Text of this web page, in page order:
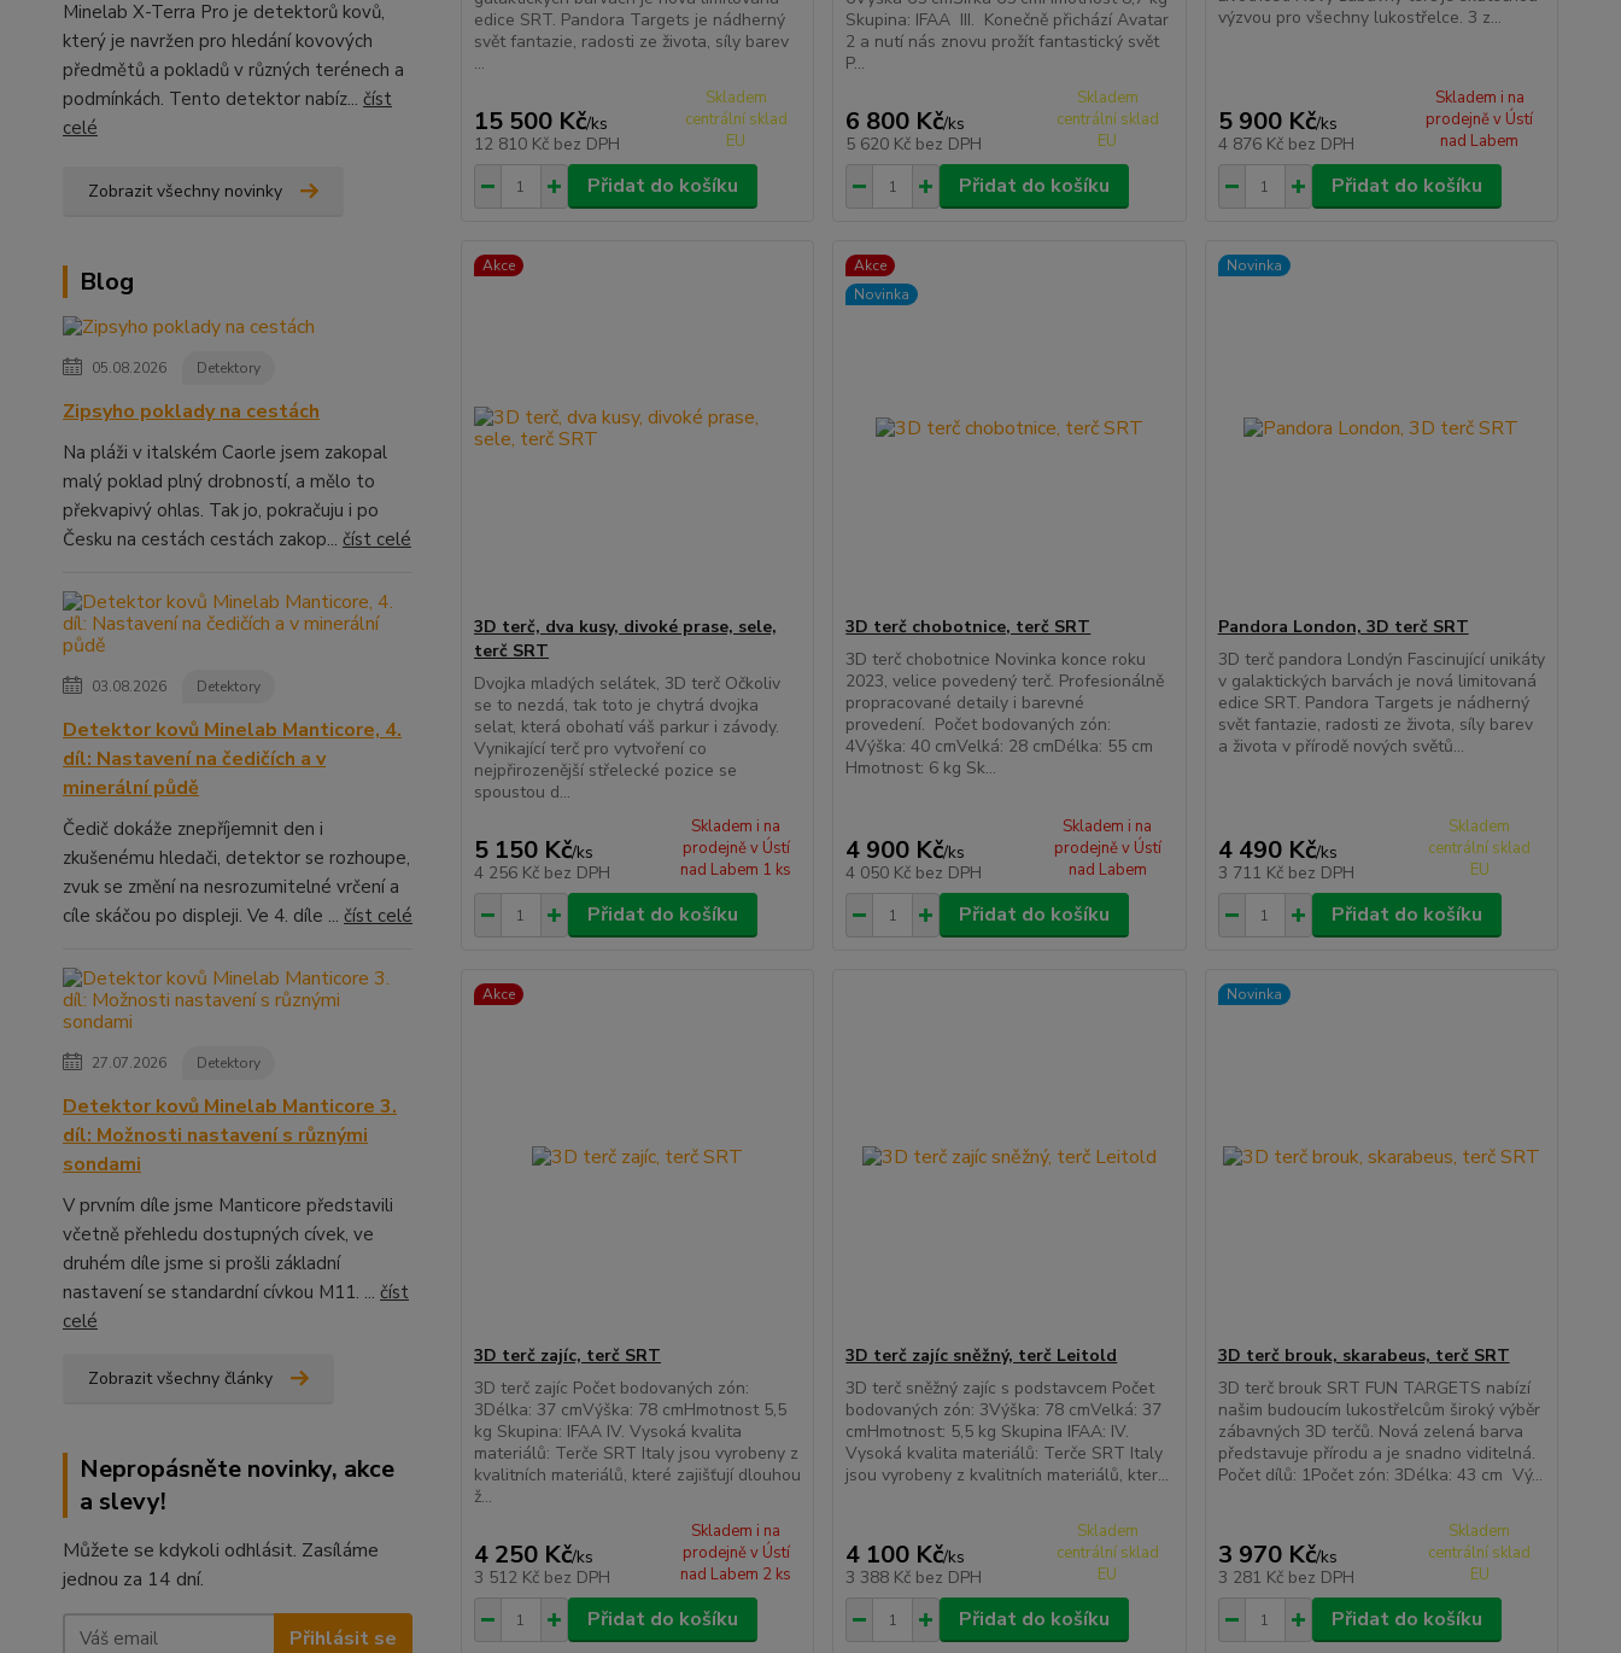
Minelab X-Terra Pro je detektorů kovů,
který je navržen pro hledání kovových
předmětů a pokladů v různých terénech a
podmínkách. Tento detektor nabíz... číst
celé
Zobrazit všechny novinky
Blog
05.08.2026 Detektory
Zipsyho poklady na cestách
Na pláži v italském Caorle jsem zakopal
malý poklad plný drobností, a mělo to
překvapivý ohlas. Tak jo, pokračuju i po
Česku na cestách cestách zakop... číst celé
03.08.2026 Detektory
Detektor kovů Minelab Manticore, 4.
díl: Nastavení na čedičích a v
minerální půdě
Čedič dokáže znepříjemnit den i
zkušenému hledači, detektor se rozhoupe,
zvuk se změní na nesrozumitelné vrčení a
cíle skáčou po displeji. Ve 4. díle ... číst celé
27.07.2026 Detektory
Detektor kovů Minelab Manticore 3.
díl: Možnosti nastavení s různými
sondami
V prvním díle jsme Manticore představili
včetně přehledu dostupných cívek, ve
druhém díle jsme si prošli základní
nastavení se standardní cívkou M11. ... číst
celé
Zobrazit všechny články
Nepropásněte novinky, akce
a slevy!
Můžete se kdykoli odhlásit. Zasíláme
jednou za 14 dní.
Přihlásit se
edice SRT. Pandora Targets je nádherný
svět fantazie, radosti ze života, síly barev
...
15 500 Kč/ks
12 810 Kč bez DPH
Skladem
centrální sklad
EU
Přidat do košíku
Skupina: IFAA III. Konečně přichází Avatar
2 a nutí nás znovu prožít fantastický svět
P...
6 800 Kč/ks
5 620 Kč bez DPH
Skladem
centrální sklad
EU
Přidat do košíku
výzvou pro všechny lukostřelce. 3 z...
5 900 Kč/ks
4 876 Kč bez DPH
Skladem i na
prodejně v Ústí
nad Labem
Přidat do košíku
Akce
3D terč, dva kusy, divoké prase, sele,
terč SRT
Dvojka mladých selátek, 3D terč Očkoliv
se to nezdá, tak toto je chytrá dvojka
selat, která obohatí váš parkur i závody.
Vynikající terč pro vytvoření co
nejpřirozenější střelecké pozice se
spoustou d...
5 150 Kč/ks
4 256 Kč bez DPH
Skladem i na
prodejně v Ústí
nad Labem 1 ks
Přidat do košíku
Akce
Novinka
3D terč chobotnice, terč SRT
3D terč chobotnice Novinka konce roku
2023, velice povedený terč. Profesionálně
propracované detaily i barevné
provedení. Počet bodovaných zón:
4Výška: 40 cmVelká: 28 cmDélka: 55 cm
Hmotnost: 6 kg Sk...
4 900 Kč/ks
4 050 Kč bez DPH
Skladem i na
prodejně v Ústí
nad Labem
Přidat do košíku
Novinka
Pandora London, 3D terč SRT
3D terč pandora Londýn Fascinující unikáty
v galaktických barvách je nová limitovaná
edice SRT. Pandora Targets je nádherný
svět fantazie, radosti ze života, síly barev
a života v přírodě nových světů...
4 490 Kč/ks
3 711 Kč bez DPH
Skladem
centrální sklad
EU
Přidat do košíku
Akce
3D terč zajíc, terč SRT
3D terč zajíc Počet bodovaných zón:
3Délka: 37 cmVýška: 78 cmHmotnost 5,5
kg Skupina: IFAA IV. Vysoká kvalita
materiálů: Terče SRT Italy jsou vyrobeny z
kvalitních materiálů, které zajišťují dlouhou
ž...
4 250 Kč/ks
3 512 Kč bez DPH
Skladem i na
prodejně v Ústí
nad Labem 2 ks
Přidat do košíku
3D terč zajíc sněžný, terč Leitold
3D terč sněžný zajíc s podstavcem Počet
bodovaných zón: 3Výška: 78 cmVelká: 37
cmHmotnost: 5,5 kg Skupina IFAA: IV.
Vysoká kvalita materiálů: Terče SRT Italy
jsou vyrobeny z kvalitních materiálů, kter...
4 100 Kč/ks
3 388 Kč bez DPH
Skladem
centrální sklad
EU
Přidat do košíku
Novinka
3D terč brouk, skarabeus, terč SRT
3D terč brouk SRT FUN TARGETS nabízí
našim budoucím lukostřelcům široký výběr
zábavných 3D terčů. Nová zelená barva
představuje přírodu a je snadno viditelná.
Počet dílů: 1Počet zón: 3Délka: 43 cm Vý...
3 970 Kč/ks
3 281 Kč bez DPH
Skladem
centrální sklad
EU
Přidat do košíku